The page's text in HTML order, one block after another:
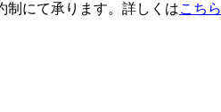
にて承ります。詳しくはこちら